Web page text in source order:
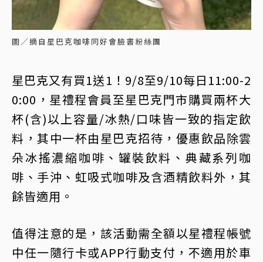
圖／摘自星巴克咖啡同好會臉書粉絲團
星巴克又有買1送1！9/8至9/10每日11:00-2
0:00，星禮程會員至星巴克門市購買兩杯大
杯(含)以上容量/冰熱/口味皆一致的指定飲
料，其中一杯由星巴克招待，優惠飲品除雲
朵冰搖濃縮咖啡、罐裝飲料、典藏系列咖
啡、手沖、虹吸式咖啡及含酒精飲料外，其
餘皆適用。
值得注意的是，該活動需全額以星禮程帳號
中任一隨行卡或APP行動支付，不適用於車